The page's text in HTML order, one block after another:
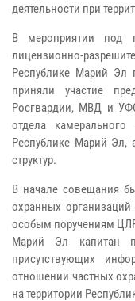
деятельности при
В мероприятии под
лицензионно-
Республике Марий Эл
приняли участие
Росгвардии, МВД и
отдела
Республике Марий Эл,
структур.
В начале совещания
охранных
особым поручениям
Марий Эл капитан
присутствующих
отношении частных
на территории